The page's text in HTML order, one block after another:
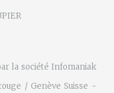
la société Infomaniak
/ Genève Suisse -